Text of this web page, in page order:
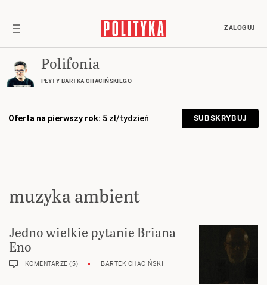
ZALOGUJ
Polifonia
PŁYTY BARTKA CHACIŃSKIEGO
Oferta na pierwszy rok: 5 zł/tydzień SUBSKRYBUJ
muzyka ambient
Jedno wielkie pytanie Briana
Eno
KOMENTARZE (5) BARTEK CHACIŃSKI